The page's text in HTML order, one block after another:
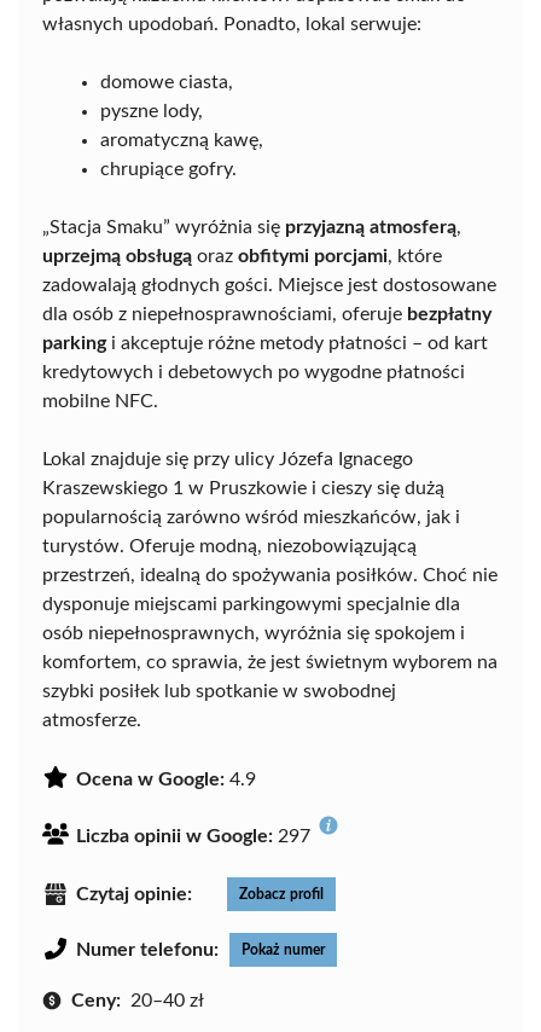
własnych upodobań. Ponadto, lokal serwuje:
domowe ciasta,
pyszne lody,
aromatyczną kawę,
chrupiące gofry.
„Stacja Smaku” wyróżnia się przyjazną atmosferą,
uprzejmą obsługą oraz obfitymi porcjami, które
zadowalają głodnych gości. Miejsce jest dostosowane
dla osób z niepełnosprawnościami, oferuje bezpłatny
parkingi akceptuje różne metody płatności – od kart
kredytowych i debetowych po wygodne płatności
mobilne NFC.
Lokal znajduje się przy ulicy Józefa Ignacego
Kraszewskiego 1 w Pruszkowie i cieszy się dużą
popularnością zarówno wśród mieszkańców, jak i
turystów. Oferuje modną, niezobowiązującą
przestrzeń, idealną do spożywania posiłków. Choć nie
dysponuje miejscami parkingowymi specjalnie dla
osób niepełnosprawnych, wyróżnia się spokojem i
komfortem, co sprawia, że jest świetnym wyborem na
szybki posiłek lub spotkanie w swobodnej
atmosferze.
Ocena w Google: 4.9
Liczba opinii w Google: 297
Czytaj opinie: Zobacz profil
Numer telefonu: Pokaż numer
Ceny: 20–40 zł